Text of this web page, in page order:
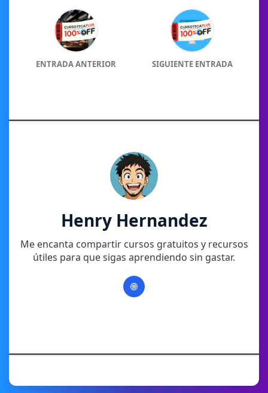
ENTRADA ANTERIOR SIGUIENTE ENTRADA
Henry Hernandez
Me encanta compartir cursos gratuitos y recursos
útiles para que sigas aprendiendo sin gastar.
🌐